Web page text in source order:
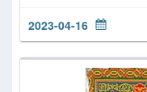
2023-04-16